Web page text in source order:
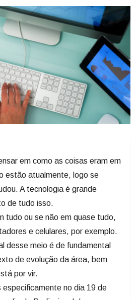
em como as coisas eram em
estão atualmente, logo se
A tecnologia é grande
de tudo isso.
tudo ou se não em quase tudo,
e celulares, por exemplo.
desse meio é de fundamental
de evolução da área, bem
por vir.
especificamente no dia 19 de